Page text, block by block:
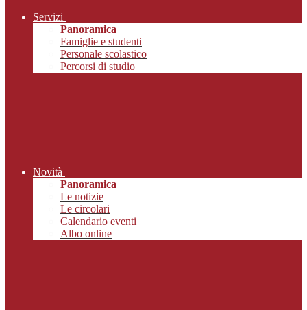
Servizi
Panoramica
Famiglie e studenti
Personale scolastico
Percorsi di studio
Novità
Panoramica
Le notizie
Le circolari
Calendario eventi
Albo online